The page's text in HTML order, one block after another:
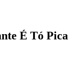
É Tó Pica